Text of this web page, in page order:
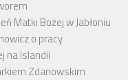
Matki Bożej w Jabłoniu
o pracy
na Islandii
Zdanowskim